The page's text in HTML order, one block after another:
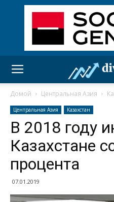
Домой Центральная Азия
Центральная Азия Казахстан
В 2018 году
Казахстане
процента
07.01.2019